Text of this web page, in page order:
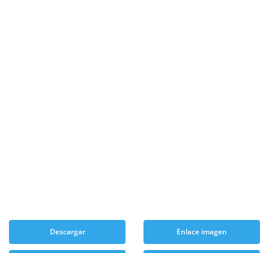
Descargar Enlace imagen